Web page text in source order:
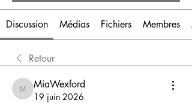
Discussion Médias Fichiers Membres
Retour
MiaWexford
MiaWexford
19 juin 2026